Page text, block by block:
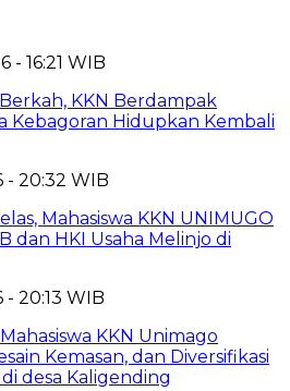
- 16:21 WIB
KKN Berdampak
Kebagoran Hidupkan Kembali
- 20:32 WIB
Mahasiswa KKN UNIMUGO
dan HKI Usaha Melinjo di
- 20:13 WIB
KKN Unimago
Kemasan, dan Diversifikasi
desa Kaligending